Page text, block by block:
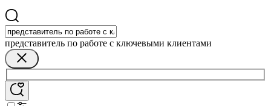
представитель по работе с ключевыми клиентами